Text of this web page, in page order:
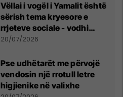
Vëllai i vogël i Yamalit është
sërish tema kryesore e
rrjeteve sociale - vodhi
vëmendjen pas finales së
20/07/2026
Pse udhëtarët me përvojë
vendosin një rrotull letre
higjienike në valixhe